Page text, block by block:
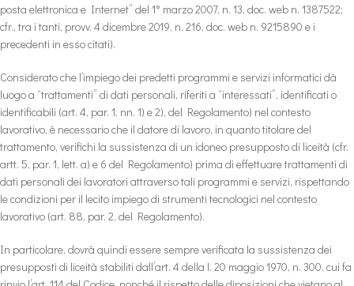
posta elettronica e Internet” del 1° marzo 2007, n. 13, doc. web n. 1387522;
cfr., tra i tanti, provv. 4 dicembre 2019, n. 216, doc. web n. 9215890 e i
precedenti in esso citati).
Considerato che l’impiego dei predetti programmi e servizi informatici dà
luogo a “trattamenti” di dati personali, riferiti a “interessati”, identificati o
identificabili (art. 4, par. 1, nn. 1) e 2), del Regolamento) nel contesto
lavorativo, è necessario che il datore di lavoro, in quanto titolare del
trattamento, verifichi la sussistenza di un idoneo presupposto di liceità (cfr.
artt. 5, par. 1, lett. a) e 6 del Regolamento) prima di effettuare trattamenti di
dati personali dei lavoratori attraverso tali programmi e servizi, rispettando
le condizioni per il lecito impiego di strumenti tecnologici nel contesto
lavorativo (art. 88, par. 2, del Regolamento).
In particolare, dovrà quindi essere sempre verificata la sussistenza dei
presupposti di liceità stabiliti dall’art. 4 della l. 20 maggio 1970, n. 300, cui fa